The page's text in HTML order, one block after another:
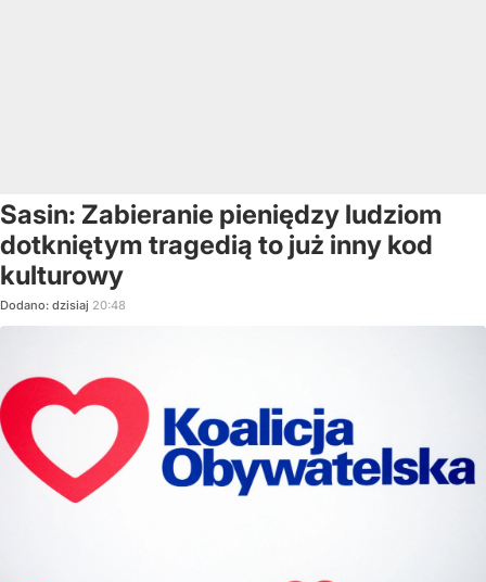
Sasin: Zabieranie pieniędzy ludziom
dotkniętym tragedią to już inny kod
kulturowy
Dodano: dzisiaj 20:48